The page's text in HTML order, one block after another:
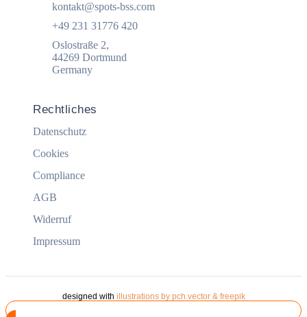
kontakt@spots-bss.com
+49 231 31776 420
Oslostraße 2,
44269 Dortmund
Germany
Rechtliches
Datenschutz
Cookies
Compliance
AGB
Widerruf
Impressum
designed with illustrations by pch.vector & freepik